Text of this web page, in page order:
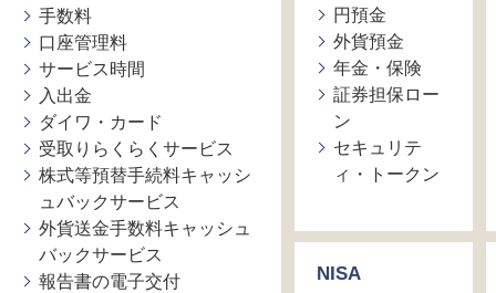
手数料
口座管理料
サービス時間
入出金
ダイワ・カード
受取りらくらくサービス
株式等預替手続料キャッシ
ュバックサービス
外貨送金手数料キャッシュ
バックサービス
報告書の電子交付
円預金
外貨預金
年金・保険
証券担保ロー
ン
セキュリテ
ィ・トークン
NISA